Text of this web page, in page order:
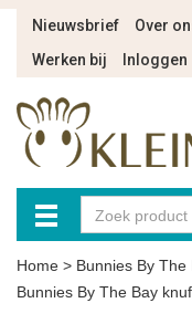
Nieuwsbrief Over
Werken bij
Inloggen
Home > Bunnies By The
Bunnies By The Bay